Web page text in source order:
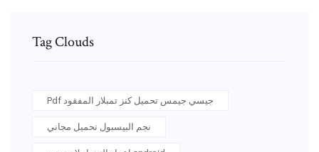
Tag Clouds
Pdf جيسي جيمس تحميل كنز تمبلار المفقود
نجم البيسبول تحميل مجاني